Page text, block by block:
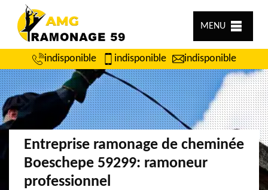
MENU
indisponible indisponible indisponible
Entreprise ramonage de cheminée
Boeschepe 59299: ramoneur
professionnel